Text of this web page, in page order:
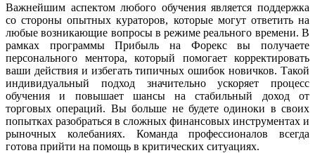
Важнейшим аспектом любого обучения является поддержка
со стороны опытных кураторов, которые могут ответить на
любые возникающие вопросы в режиме реального времени. В
рамках программы Прибыль на Форекс вы получаете
персонального ментора, который помогает корректировать
ваши действия и избегать типичных ошибок новичков. Такой
индивидуальный подход значительно ускоряет процесс
обучения и повышает шансы на стабильный доход от
торговых операций. Вы больше не будете одиноки в своих
попытках разобраться в сложных финансовых инструментах и
рыночных колебаниях. Команда профессионалов всегда
готова прийти на помощь в критических ситуациях.